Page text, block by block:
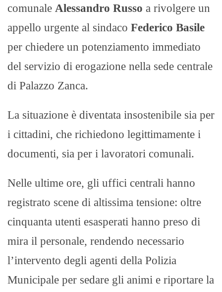
comunale Alessandro Russo a rivolgere un
appello urgente al sindaco Federico Basile
per chiedere un potenziamento immediato
del servizio di erogazione nella sede centrale
di Palazzo Zanca. ​
La situazione è diventata insostenibile sia per
i cittadini, che richiedono legittimamente i
documenti, sia per i lavoratori comunali.
Nelle ultime ore, gli uffici centrali hanno
registrato scene di altissima tensione: oltre
cinquanta utenti esasperati hanno preso di
mira il personale, rendendo necessario
l’intervento degli agenti della Polizia
Municipale per sedare gli animi e riportare la